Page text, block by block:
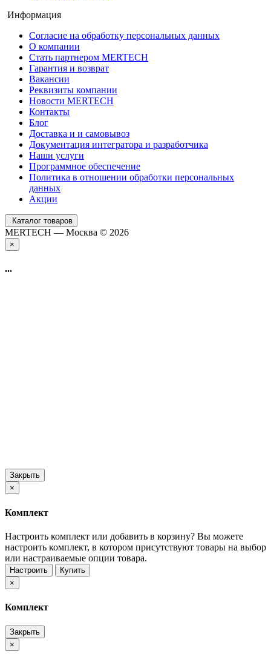
Информация
Согласие на обработку персональных данных
О компании
Стать партнером MERTECH
Гарантия и возврат
Вакансии
Реквизиты компании
Новости MERTECH
Контакты
Блог
Доставка и и самовывоз
Документация интегратора и разработчика
Наши услуги
Программное обеспечение
Политика в отношении обработки персональных
данных
Акции
Каталог товаров
MERTECH — Москва © 2026
×
...
Закрыть
×
Комплект
Настроить комплект или добавить в корзину? Вы можете
настроить комплект, в котором присутствуют товары на выбор
или настраиваемые опции товара.
Настроить
Купить
×
Комплект
Закрыть
×